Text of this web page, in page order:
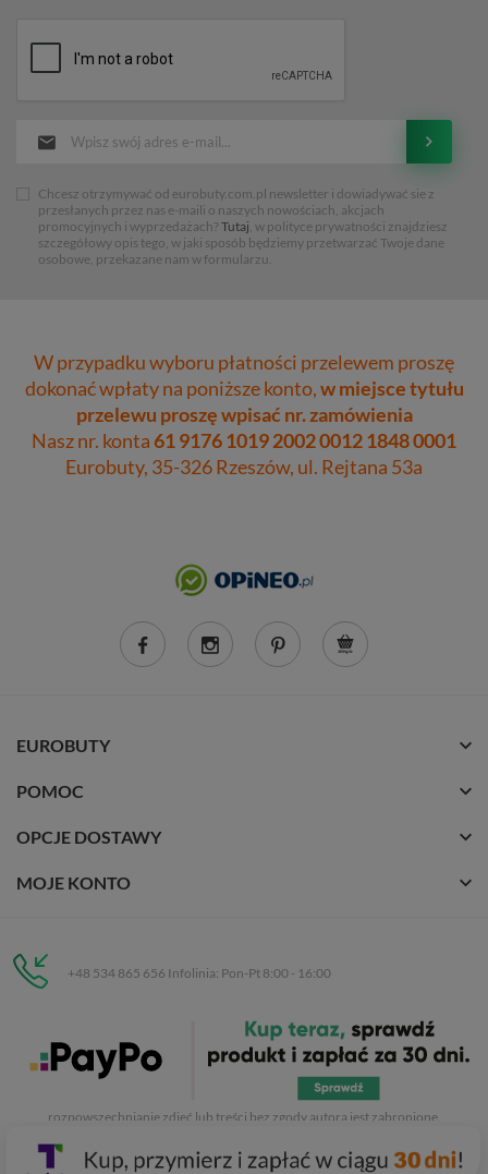
Chcesz otrzymywać od eurobuty.com.pl newsletter i dowiadywać sie z
przesłanych przez nas e-maili o naszych nowościach, akcjach
promocyjnych i wyprzedażach? Tutaj, w polityce prywatności znajdziesz
szczegółowy opis tego, w jaki sposób będziemy przetwarzać Twoje dane
osobowe, przekazane nam w formularzu.
W przypadku wyboru płatności przelewem proszę
dokonać wpłaty na poniższe konto,w miejsce tytułu
przelewu proszę wpisać nr. zamówienia
Nasz nr. konta61 9176 1019 2002 0012 1848 0001
Eurobuty, 35-326 Rzeszów, ul. Rejtana 53a
EUROBUTY
POMOC
OPCJE DOSTAWY
MOJE KONTO
+48 534 865 656 Infolinia: Pon-Pt 8:00 - 16:00
C.H. Respan, Rejtana 53a/250
35-326 Rzeszów
. Kopiowanie, przetwarzanie,
rozpowszechnianie zdjęć lub treści bez zgody autora jest zabronione.